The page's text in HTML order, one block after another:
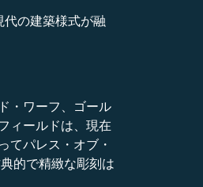
の建築様式が融
・ワーフ、ゴール
ィールドは、現在
てパレス・オブ・
的で精緻な彫刻は